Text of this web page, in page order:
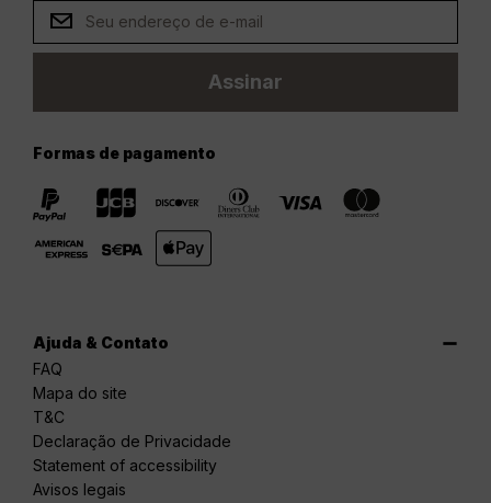
Assinar
Formas de pagamento
Ajuda & Contato
FAQ
Mapa do site
T&C
Declaração de Privacidade
Statement of accessibility
Avisos legais